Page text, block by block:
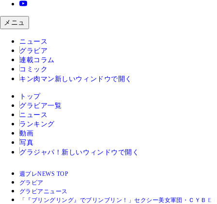
メニュ
ニュース
グラビア
連載コラム
コミック
キン肉マン 新しいウィンドウで開く
トップ
グラビア一覧
ニュース
ランキング
動画
写真
グラジャパ！ 新しいウィンドウで開く
週プレNEWS TOP
グラビア
グラビアニュース
「『ブリングリング』でブリンブリン！」セクシー美女軍団・ＣＹＢ